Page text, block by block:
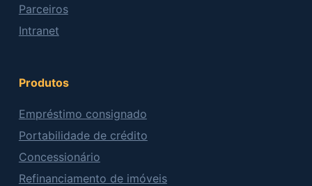
Parceiros
Intranet
Produtos
Empréstimo consignado
Portabilidade de crédito
Concessionário
Refinanciamento de imóveis